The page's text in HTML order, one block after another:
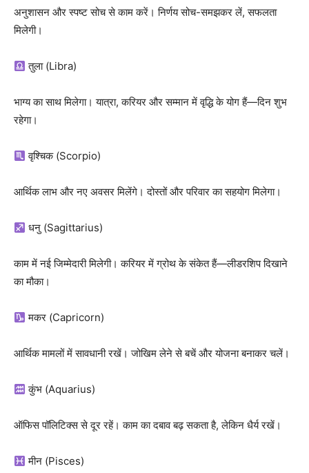
अनुशासन और स्पष्ट सोच से काम करें। निर्णय सोच-समझकर लें, सफलता
मिलेगी।
तुला (Libra)
भाग्य का साथ मिलेगा। यात्रा, करियर और सम्मान में वृद्धि के योग हैं—दिन शुभ
रहेगा।
वृश्चिक (Scorpio)
आर्थिक लाभ और नए अवसर मिलेंगे। दोस्तों और परिवार का सहयोग मिलेगा।
धनु (Sagittarius)
काम में नई जिम्मेदारी मिलेगी। करियर में ग्रोथ के संकेत हैं—लीडरशिप दिखाने
का मौका।
मकर (Capricorn)
आर्थिक मामलों में सावधानी रखें। जोखिम लेने से बचें और योजना बनाकर चलें।
कुंभ (Aquarius)
ऑफिस पॉलिटिक्स से दूर रहें। काम का दबाव बढ़ सकता है, लेकिन धैर्य रखें।
मीन (Pisces)